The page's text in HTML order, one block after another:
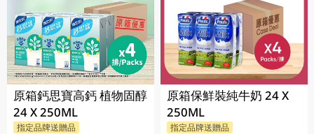
原箱鈣思寶高鈣 植物固醇
24 X 250ML
指定品牌送贈品
原箱保鮮裝純牛奶 24 X
250ML
指定品牌送贈品